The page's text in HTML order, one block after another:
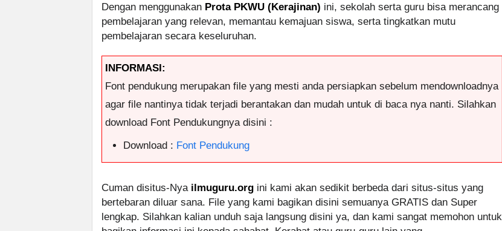
Dengan menggunakan Prota PKWU (Kerajinan) ini, sekolah serta guru bisa merancang
pembelajaran yang relevan, memantau kemajuan siswa, serta tingkatkan mutu
pembelajaran secara keseluruhan.
INFORMASI:
Font pendukung merupakan file yang mesti anda persiapkan sebelum mendownloadnya
agar file nantinya tidak terjadi berantakan dan mudah untuk di baca nya nanti. Silahkan
download Font Pendukungnya disini :
Download : Font Pendukung
Cuman disitus-Nya ilmuguru.org ini kami akan sedikit berbeda dari situs-situs yang
bertebaran diluar sana. File yang kami bagikan disini semuanya GRATIS dan Super
lengkap. Silahkan kalian unduh saja langsung disini ya, dan kami sangat memohon untuk